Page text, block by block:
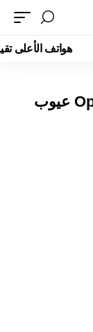
هواتف الأعلى
سعر ومواصفات Oppo Find N Fold عيوب